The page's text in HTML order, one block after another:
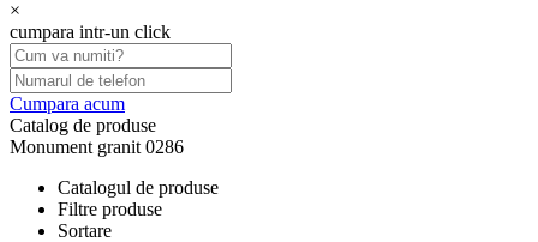
×
cumpara intr-un click
Cumpara acum
Catalog de produse
Monument granit 0286
Catalogul de produse
Filtre produse
Sortare